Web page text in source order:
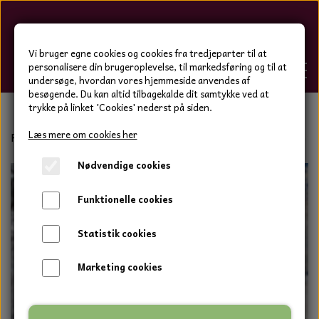
Hygge-Liv
FORSIDE
WEBSHOP
BOLIG OG HAVE
DUFTBLOKKE OG TILBEHØR
DUFT BLOKKE
VINDSPIL
HJEMMESKO OG TØJ
HJEMMESKO
RESTSALG
HJEMMESKO OG TØJ
HJEMMESKO
LÆDER BÆLTER - TASKER - CAPS
TERMOSTRØMPER LEGGINGS
Forside Bolig og have
Vi bruger egne cookies og cookies fra tredjeparter til at
personalisere din brugeroplevelse, til markedsføring og til at
undersøge, hvordan vores hjemmeside anvendes af
besøgende. Du kan altid tilbagekalde dit samtykke ved at
trykke på linket 'Cookies' nederst på siden.
Læs mere om cookies her
Nødvendige cookies
Funktionelle cookies
Statistik cookies
Marketing cookies